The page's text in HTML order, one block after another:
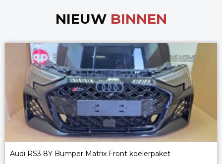
NIEUW BINNEN
Audi RS3 8Y Bumper Matrix Front koelerpaket